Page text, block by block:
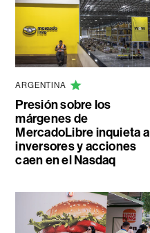
ARGENTINA
Presión sobre los
márgenes de
MercadoLibre inquieta a
inversores y acciones
caen en el Nasdaq